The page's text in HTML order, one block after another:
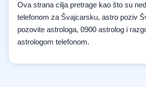
Ova strana cilja pretrage kao što su
telefonom za Švajcarsku, astro poziv
pozovite astrologa, 0900 astrolog i
astrologom telefonom.